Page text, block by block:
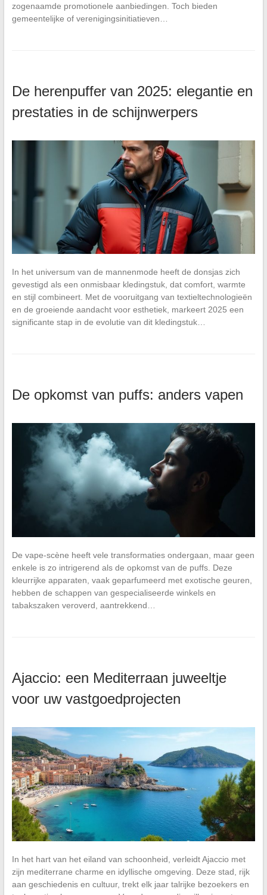
zogenaamde promotionele aanbiedingen. Toch bieden
gemeentelijke of verenigingsinitiatieven…
De herenpuffer van 2025: elegantie en
prestaties in de schijnwerpers
In het universum van de mannenmode heeft de donsjas zich
gevestigd als een onmisbaar kledingstuk, dat comfort, warmte
en stijl combineert. Met de vooruitgang van textieltechnologieën
en de groeiende aandacht voor esthetiek, markeert 2025 een
significante stap in de evolutie van dit kledingstuk…
De opkomst van puffs: anders vapen
De vape-scène heeft vele transformaties ondergaan, maar geen
enkele is zo intrigerend als de opkomst van de puffs. Deze
kleurrijke apparaten, vaak geparfumeerd met exotische geuren,
hebben de schappen van gespecialiseerde winkels en
tabakszaken veroverd, aantrekkend…
Ajaccio: een Mediterraan juweeltje
voor uw vastgoedprojecten
In het hart van het eiland van schoonheid, verleidt Ajaccio met
zijn mediterrane charme en idyllische omgeving. Deze stad, rijk
aan geschiedenis en cultuur, trekt elk jaar talrijke bezoekers en